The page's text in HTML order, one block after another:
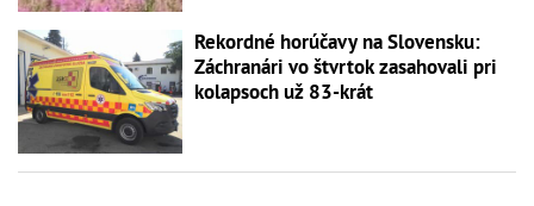
Rekordné horúčavy na Slovensku:
Záchranári vo štvrtok zasahovali pri
kolapsoch už 83-krát